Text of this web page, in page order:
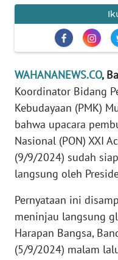
WAHANANEWS.CO,
Koordinator Bidang
Kebudayaan (PMK)
bahwa upacara
Nasional (PON) XXI
(9/9/2024) sudah
langsung oleh
Pernyataan ini
meninjau langsung
Harapan Bangsa,
(5/9/2024) malam
BERITA
KONTAK
KAMI
INFO
IKLAN
TENTANG
KAMI
PEDOMAN
MEDIA